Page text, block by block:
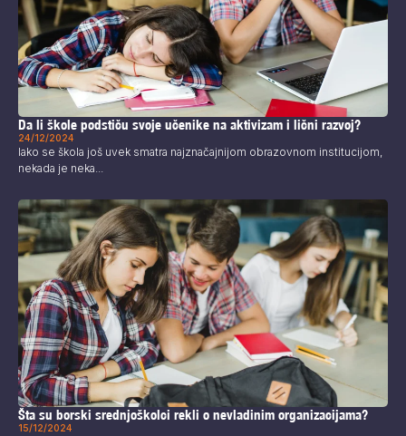
Da li škole podstiču svoje učenike na aktivizam i lični razvoj?
24/12/2024
Iako se škola još uvek smatra najznačajnijom obrazovnom institucijom,
nekada je neka...
Šta su borski srednjoškolci rekli o nevladinim organizacijama?
15/12/2024